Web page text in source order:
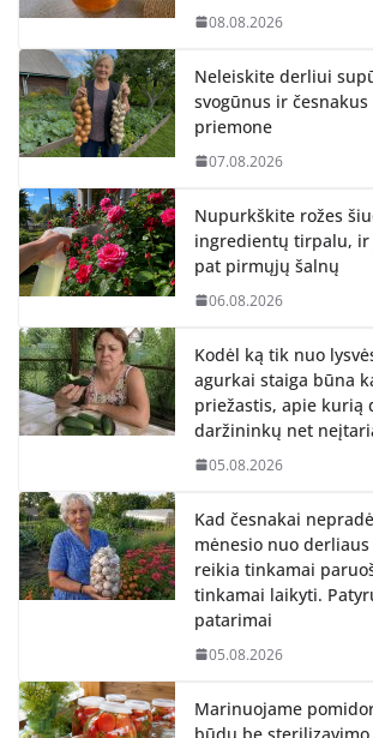
08.08.2026
Neleiskite derliui
svogūnus ir
priemone
07.08.2026
Nupurkškite rožes
ingredientų tirpalu, ir
pat pirmųjų šalnų
06.08.2026
Kodėl ką tik nuo
agurkai staiga būna
priežastis, apie kurią
daržininkų net
05.08.2026
Kad česnakai
mėnesio nuo
reikia tinkamai
tinkamai laikyti.
patarimai
05.08.2026
Marinuojame